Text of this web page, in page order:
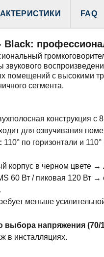
FAQ
Black:
помещений с высокими
сегмента.
конструкция
для озвучивания
110° по горизонтали и
корпус в черном цвете
60 Вт / пиковая 120 Вт →
меньше
напряжения (70/
в инсталляциях.